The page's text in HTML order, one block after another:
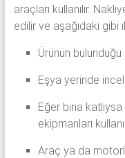
araçları kullanılır.
edilir ve aşağıdaki gibi
Ürünün
Eşya yerinde
Eğer bina
ekipmanları
Araç ya da